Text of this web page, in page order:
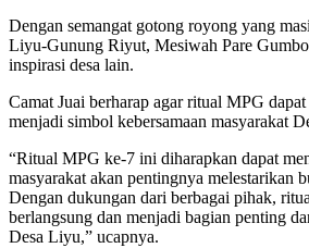
Dengan semangat gotong royong yang
Liyu-Gunung Riyut, Mesiwah Pare
inspirasi desa lain.
Camat Juai berharap agar ritual MPG
menjadi simbol kebersamaan masyarakat
“Ritual MPG ke-7 ini diharapkan dapat
masyarakat akan pentingnya melestarikan
Dengan dukungan dari berbagai pihak,
berlangsung dan menjadi bagian penting
Desa Liyu,” ucapnya.